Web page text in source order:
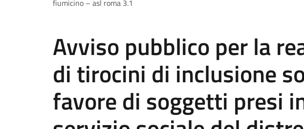
fiumicino – asl roma 3.1
Avviso pubblico per la
di tirocini di inclusione
favore di soggetti presi